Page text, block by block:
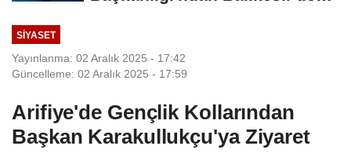
SIYASET
Yayınlanma: 02 Aralık 2025 - 17:42
Güncelleme: 02 Aralık 2025 - 17:59
Arifiye'de Gençlik Kollarından
Başkan Karakullukçu'ya Ziyaret